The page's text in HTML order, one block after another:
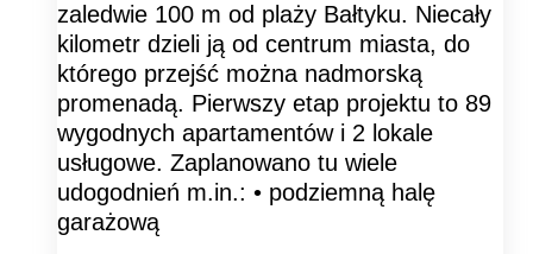
zaledwie 100 m od plaży Bałtyku. Niecały
kilometr dzieli ją od centrum miasta, do
którego przejść można nadmorską
promenadą. Pierwszy etap projektu to 89
wygodnych apartamentów i 2 lokale
usługowe. Zaplanowano tu wiele
udogodnień m.in.: • podziemną halę
garażową